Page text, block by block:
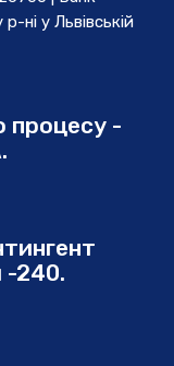
ні у Львівській
процесу -
-240.